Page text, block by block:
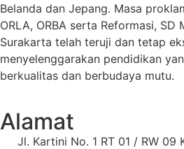
Belanda dan Jepang. Masa
ORLA, ORBA serta Reformasi, SD
Surakarta telah teruji dan tetap
menyelenggarakan pendidikan
berkualitas dan berbudaya mutu.
Alamat
Jl. Kartini No. 1 RT 01 / RW 09